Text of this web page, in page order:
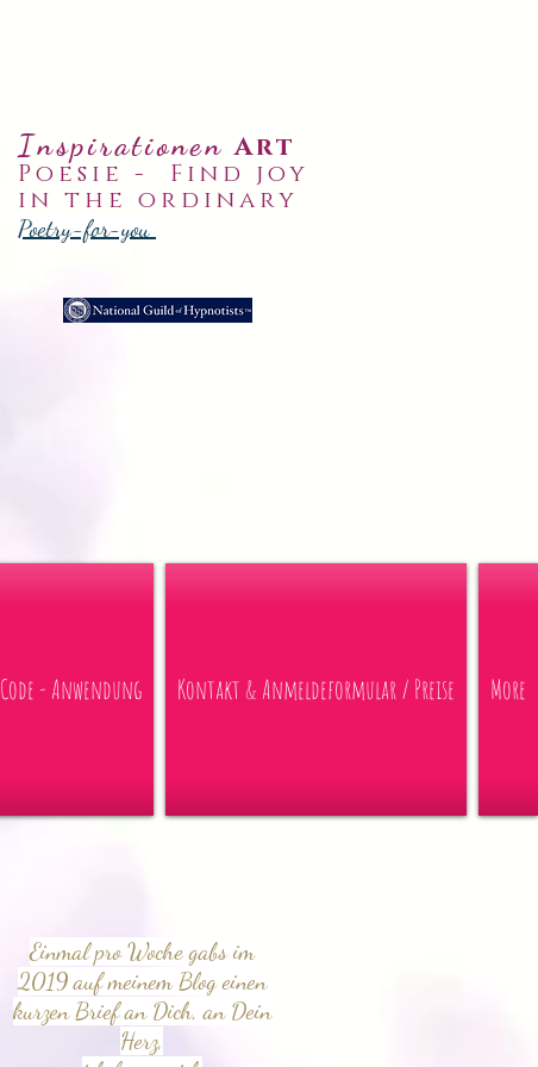
Inspirationen Art
Poesie -
Find joy
in the ordinary
Poetry-for-you
- Anwendung Kontakt & Anmeldeformular / Preise More
Einmal pro Woche gabs im
2019 auf meinem Blog einen
kurzen Brief an Dich, an Dein
Herz,